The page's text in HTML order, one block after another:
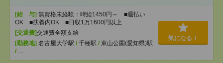
[給 与] 無資格未経験：時給1450円～ ■週払い
OK ■扶養内OK ■日収1万1600円以上
[交通費]交通費全額支給
[勤務地] 名古屋大学駅 / 千種駅 / 東山公園(愛知県)駅
/ …
気になる！